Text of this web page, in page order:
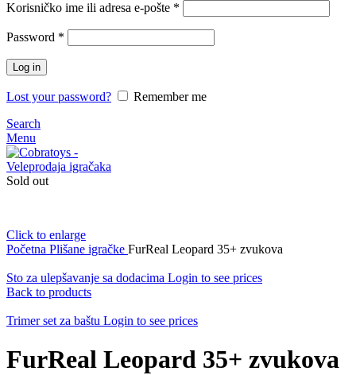
Korisničko ime ili adresa e-pošte *
Password *
Log in
Lost your password?
Remember me
Search
Menu
Sold out
Click to enlarge
Početna Plišane igračke FurReal Leopard 35+ zvukova
Sto za ulepšavanje sa dodacima Login to see prices
Back to products
Trimer set za baštu Login to see prices
FurReal Leopard 35+ zvukova